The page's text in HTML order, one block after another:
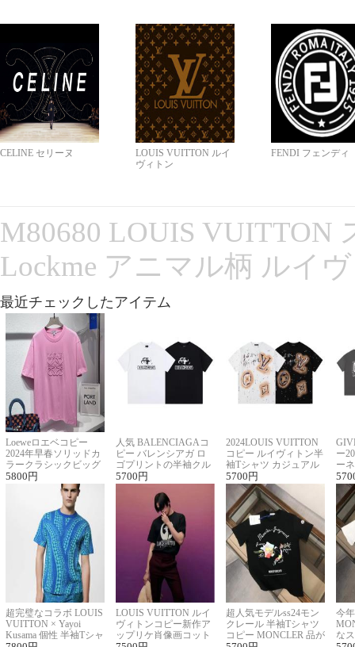
CELINE セリーヌ
LOUIS VUITTON ルイ
ヴィトン
FENDI フェンディ
M80680 LOUIS VUITTON
Lockme アニマル柄 ルイ
最近チェックしたアイテム
Loeweロエベコピー
2024年早春ソリッドカ
ラークラシックビッグ
ロゴ刺繍Tシャツ
5800 円
人気 BALENCIAGAコ
ピー バレンシアガ ロ
ゴプリントの半袖クル
ーネックTシャツ
5700 円
2024LOUIS VUITTON
コピー ルイヴィトン半
袖Tシャツ カジュアル
に馴染む 2色展開
5700 円
ー
ー
ー
超完璧なコラボ LOUIS
VUITTON × Yayoi
Kusama 個性 半袖Tシャ
LOUIS VUITTON ルイ
ヴィトンコピー新作ア
ップリケ肖像画コット
超人気モデルss24モン
クレール 半袖Tシャツ
コピー MONCLER 品が
今
な